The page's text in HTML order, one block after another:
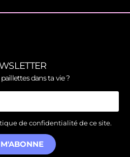
dans ta vie ?
de confidentialité de ce site.